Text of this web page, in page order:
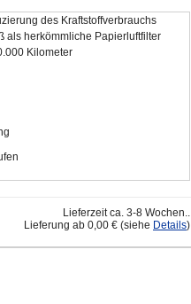
des Kraftstoffverbrauchs
als herkömmliche Papierluftfilter
Kilometer
Lieferzeit ca. 3-8 Wochen..
Lieferung ab 0,00 € (siehe Details)